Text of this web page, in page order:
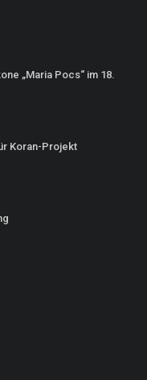
„Maria Pocs“ im 18.
Koran-Projekt